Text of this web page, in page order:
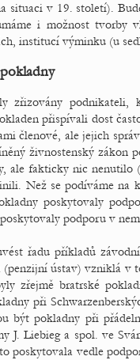
situaci v 19. století).
i možnost tvorby
institucí výminku (u
zřizovány
přispívali dost
členové, ale jejich
živnostenský
ale fakticky nic nenutilo
Než se podíváme na
poskytovaly
podporu v
řadu příkladů
ústav) vzniklá v
zřejmě bratrské
při
být pokladny při
J. Liebieg a spol. ve
poskytovala vedle